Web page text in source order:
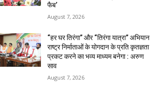
फैब’
August 7, 2026
“हर घर तिरंगा” और “तिरंगा यात्रा” अभियान
राष्ट्र निर्माताओं के योगदान के प्रति कृतज्ञता
प्रकट करने का भव्य माध्यम बनेगा : अरुण
साव
August 7, 2026